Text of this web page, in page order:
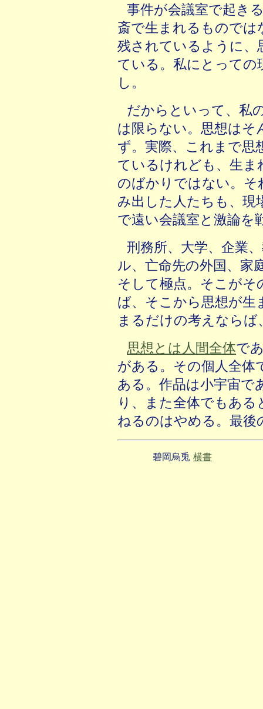
事件が会議室で起き
斎で生まれるものでは
残されているように、
ている。私にとっての
し。
だからといって、私
は限らない。思想はそ
ず。実際、これまで思
ているけれども、生ま
のばかりではない。
み出した人たちも、現
で遠い会議室と激論を
刑務所、大学、企業
ル、亡命先の外国、家
そして極点。そこが
ば、そこから思想が生
まるだけの考えなら
思想とは人間全体で
がある。その個人全体
ある。作品は小宇宙で
り、また全体でもあ
ねるのはやめる。最後
碧岡烏兎 横書